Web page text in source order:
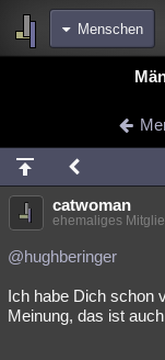
Menschen
Chat Wiki
meine Rubriken
Menschen
Spiritualität
Natur Umfragen
weitere Rubriken
catwoman
ehemaliges
@hughberinger
Ich habe Dich schon
Meinung, das ist